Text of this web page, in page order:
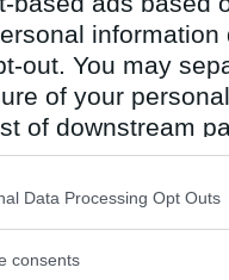
out. You may
of your
of downstream
disclosed by us
Participants
note that this
Data Processing Opt Outs
consents